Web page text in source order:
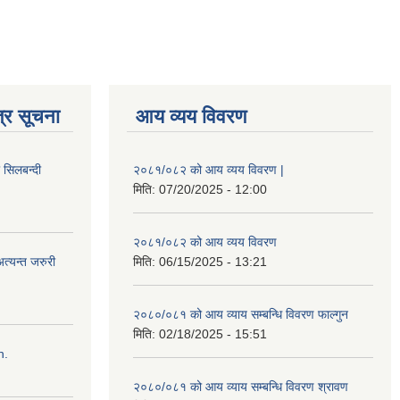
सूचना
जरुरी
आय व्यय विवरण
२०८१/०८२ को आय व्यय विवरण |
मिति: 07/20/2025 - 12:00
२०८१/०८२ को आय व्यय विवरण
मिति: 06/15/2025 - 13:21
२०८०/०८१ को आय व्याय सम्बन्धि विवरण फाल्गुन
मिति: 02/18/2025 - 15:51
२०८०/०८१ को आय व्याय सम्बन्धि विवरण श्रावण